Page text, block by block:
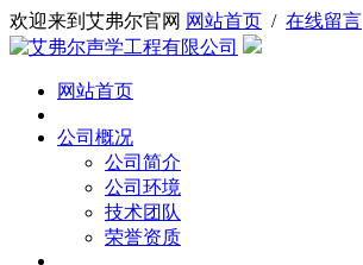
欢迎来到艾弗尔官网 网站首页 / 在线留言
网站首页
公司概况
公司简介
公司环境
技术团队
荣誉资质